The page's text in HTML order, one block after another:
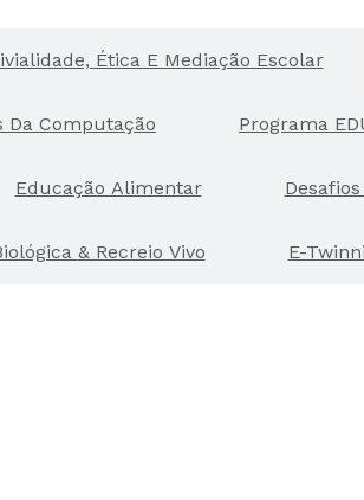
Ética E Mediação Escolar
Da Computação Programa
Educação Alimentar
Horta Biológica & Recreio Vivo E-